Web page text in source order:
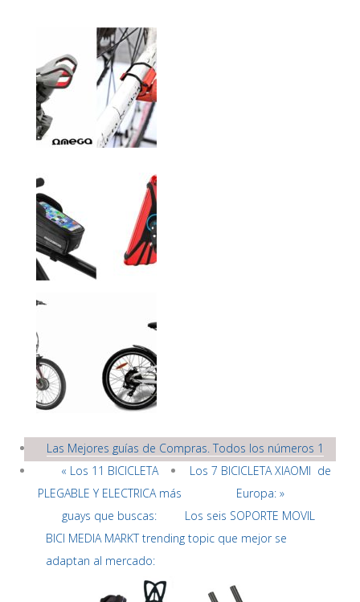
Las Mejores guías de Compras. Todos los números 1
« Los 11 BICICLETA
PLEGABLE Y ELECTRICA más
guays que buscas:
Los 7 BICICLETA XIAOMI de
Europa: »
Los seis SOPORTE MOVIL
BICI MEDIA MARKT trending topic que mejor se
adaptan al mercado: